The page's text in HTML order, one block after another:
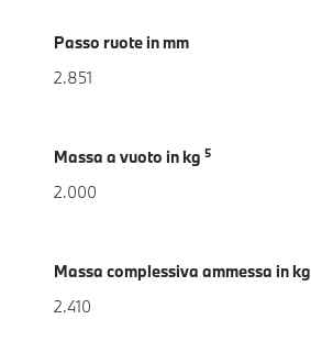
Passo ruote in mm
2.851
Massa a vuoto in kg 5
2.000
Massa complessiva ammessa in kg
2.410